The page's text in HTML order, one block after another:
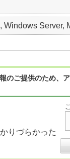
Windows Server,
のご提供のため
りづらかった